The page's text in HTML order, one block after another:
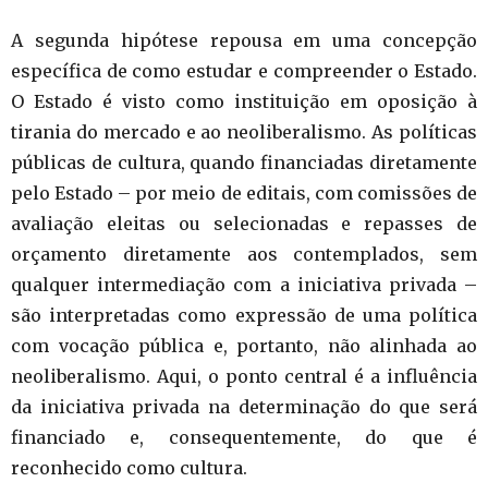
A segunda hipótese repousa em uma concepção
específica de como estudar e compreender o Estado.
O Estado é visto como instituição em oposição à
tirania do mercado e ao neoliberalismo. As políticas
públicas de cultura, quando financiadas diretamente
pelo Estado – por meio de editais, com comissões de
avaliação eleitas ou selecionadas e repasses de
orçamento diretamente aos contemplados, sem
qualquer intermediação com a iniciativa privada –
são interpretadas como expressão de uma política
com vocação pública e, portanto, não alinhada ao
neoliberalismo. Aqui, o ponto central é a influência
da iniciativa privada na determinação do que será
financiado e, consequentemente, do que é
reconhecido como cultura.